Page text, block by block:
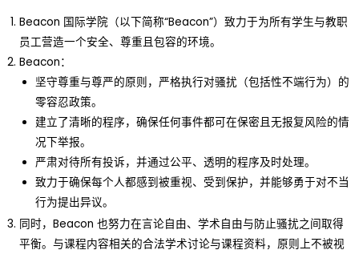
Beacon 国际学院（以下简称“Beacon”）致力于为所有学生与教职
员工营造一个安全、尊重且包容的环境。
Beacon：
坚守尊重与尊严的原则，严格执行对骚扰（包括性不端行为）的
零容忍政策。
建立了清晰的程序，确保任何事件都可在保密且无报复风险的情
况下举报。
严肃对待所有投诉，并通过公平、透明的程序及时处理。
致力于确保每个人都感到被重视、受到保护，并能够勇于对不当
行为提出异议。
同时，Beacon 也努力在言论自由、学术自由与防止骚扰之间取得
平衡。与课程内容相关的合法学术讨论与课程资料，原则上不被视